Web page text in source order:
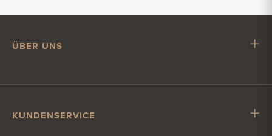
ÜBER UNS
Stellenangebote
KUNDENSERVICE